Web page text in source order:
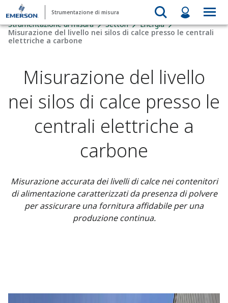
Strumentazione di misura
Strumentazione di misura Settori
Energia
Misurazione del livello nei silos di calce presso le centrali
elettriche a carbone
Misurazione del livello
nei silos di calce presso le
centrali elettriche a
carbone
Misurazione accurata dei livelli di calce nei contenitori
di alimentazione caratterizzati da presenza di polvere
per assicurare una fornitura affidabile per una
produzione continua.